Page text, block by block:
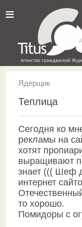
≡
Ядерщик
Теплица
Сегодня ко
рекламы на
хотят
выращивают
знает ((( Шеф
интернет
то хорошо.
Помидоры с